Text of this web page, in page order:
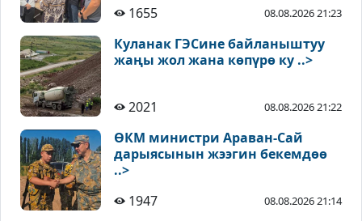
1655 08.08.2026 21:23
Куланак ГЭСине байланыштуу
жаңы жол жана көпүрө ку ..>
2021 08.08.2026 21:22
ӨКМ министри Араван-Сай
дарыясынын жээгин бекемдөө
..>
1947
08.08.2026 21:14